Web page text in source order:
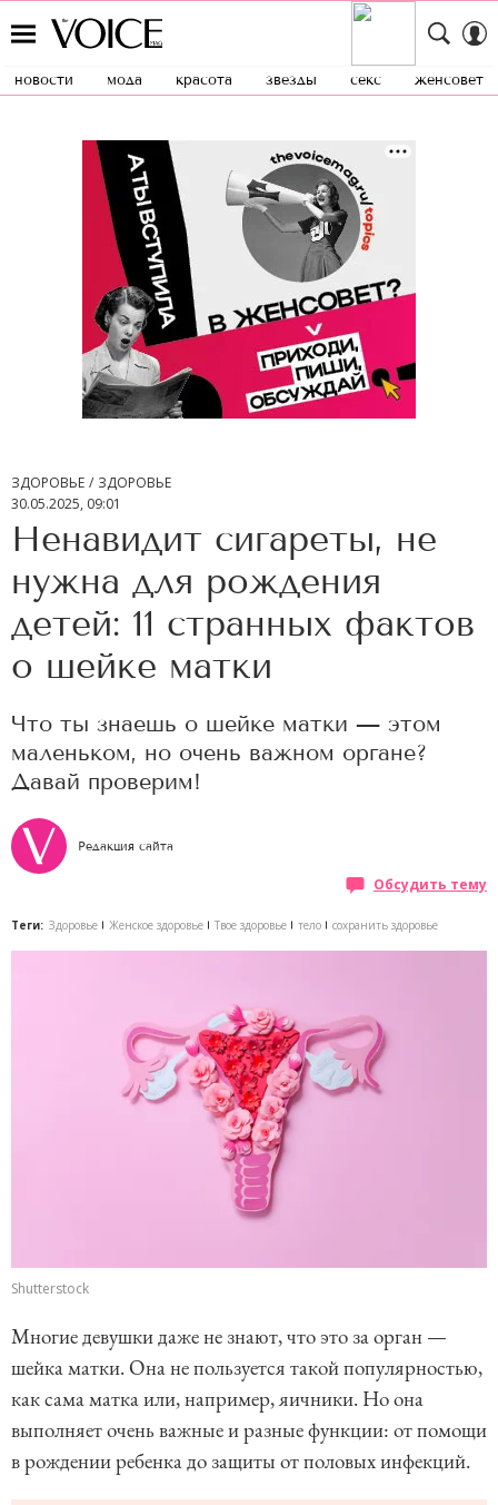
новости мода красота звезды секс женсовет
ЗДОРОВЬЕ
ЗДОРОВЬЕ
30.05.2025, 09:01
Ненавидит сигареты, не
нужна для рождения
детей: 11 странных фактов
о шейке матки
Что ты знаешь о шейке матки — этом
маленьком, но очень важном органе?
Давай проверим!
Редакция сайта
Обсудить тему
Теги: Здоровье Женское здоровье Твое здоровье тело сохранить здоровье
Shutterstock
Многие девушки даже не знают, что это за орган —
шейка матки. Она не пользуется такой популярностью,
как сама матка или, например, яичники. Но она
выполняет очень важные и разные функции: от помощи
в рождении ребенка до защиты от половых инфекций.